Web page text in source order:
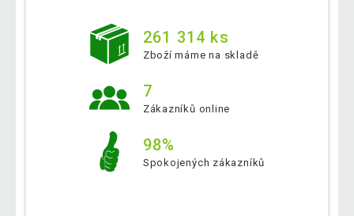
261 314 ks
Zboží máme na skladě
7
Zákazníků online
98%
Spokojených zákazníků